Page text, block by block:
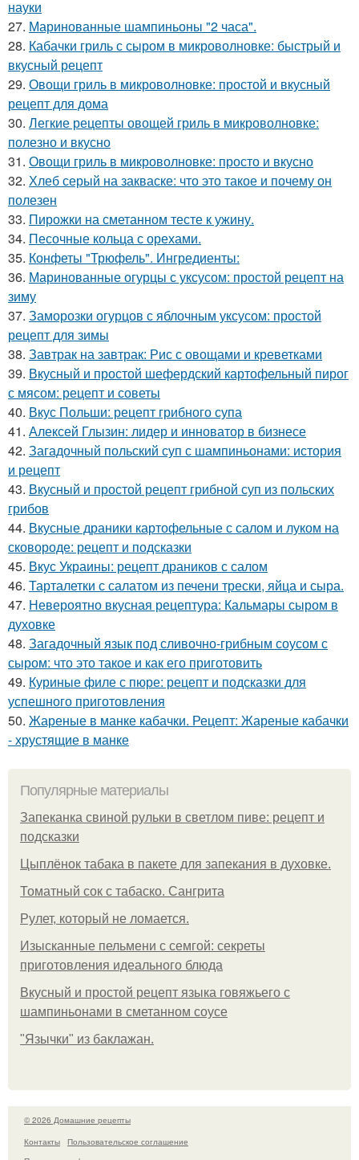
науки
27. Маринованные шампиньоны "2 часа".
28. Кабачки гриль с сыром в микроволновке: быстрый и
вкусный рецепт
29. Овощи гриль в микроволновке: простой и вкусный
рецепт для дома
30. Легкие рецепты овощей гриль в микроволновке:
полезно и вкусно
31. Овощи гриль в микроволновке: просто и вкусно
32. Хлеб серый на закваске: что это такое и почему он
полезен
33. Пирожки на сметанном тесте к ужину.
34. Песочные кольца с орехами.
35. Конфеты "Трюфель". Ингредиенты:
36. Маринованные огурцы с уксусом: простой рецепт на
зиму
37. Заморозки огурцов с яблочным уксусом: простой
рецепт для зимы
38. Завтрак на завтрак: Рис с овощами и креветками
39. Вкусный и простой шефердский картофельный пирог
с мясом: рецепт и советы
40. Вкус Польши: рецепт грибного супа
41. Алексей Глызин: лидер и инноватор в бизнесе
42. Загадочный польский суп с шампиньонами: история
и рецепт
43. Вкусный и простой рецепт грибной суп из польских
грибов
44. Вкусные драники картофельные с салом и луком на
сковороде: рецепт и подсказки
45. Вкус Украины: рецепт драников с салом
46. Тарталетки с салатом из печени трески, яйца и сыра.
47. Невероятно вкусная рецептура: Кальмары сыром в
духовке
48. Загадочный язык под сливочно-грибным соусом с
сыром: что это такое и как его приготовить
49. Куриные филе с пюре: рецепт и подсказки для
успешного приготовления
50. Жареные в манке кабачки. Рецепт: Жареные кабачки
- хрустящие в манке
Популярные материалы
Запеканка свиной рульки в светлом пиве: рецепт и
подсказки
Цыплёнок табака в пакете для запекания в духовке.
Томатный сок с табаско. Сангрита
Рулет, который не ломается.
Изысканные пельмени с семгой: секреты
приготовления идеального блюда
Вкусный и простой рецепт языка говяжьего с
шампиньонами в сметанном соусе
"Язычки" из баклажан.
© 2026 Домашние рецепты
Контакты
Пользовательское соглашение